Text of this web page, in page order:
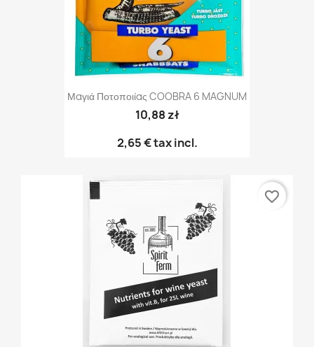
Μαγιά Ποτοποιίας COOBRA 6 MAGNUM
10,88 zł
2,65 €tax incl.
favorite_border